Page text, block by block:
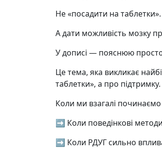
Не «посадити на таблетки».
А дати можливість мозку
У дописі — пояснюю
Це тема, яка викликає
таблетки», а про
Коли ми взагалі
➡️ Коли поведінкові
➡️ Коли РДУГ сильно